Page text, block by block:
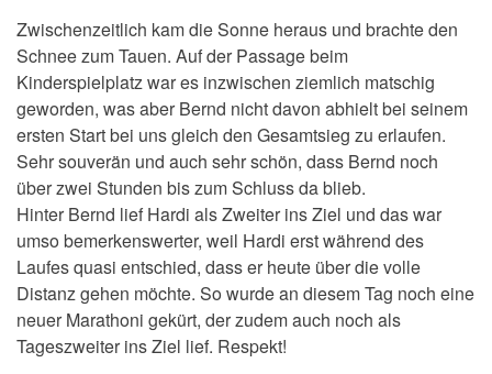
Zwischenzeitlich kam die Sonne heraus und brachte den
Schnee zum Tauen. Auf der Passage beim
Kinderspielplatz war es inzwischen ziemlich matschig
geworden, was aber Bernd nicht davon abhielt bei seinem
ersten Start bei uns gleich den Gesamtsieg zu erlaufen.
Sehr souverän und auch sehr schön, dass Bernd noch
über zwei Stunden bis zum Schluss da blieb.
Hinter Bernd lief Hardi als Zweiter ins Ziel und das war
umso bemerkenswerter, weil Hardi erst während des
Laufes quasi entschied, dass er heute über die volle
Distanz gehen möchte. So wurde an diesem Tag noch eine
neuer Marathoni gekürt, der zudem auch noch als
Tageszweiter ins Ziel lief. Respekt!